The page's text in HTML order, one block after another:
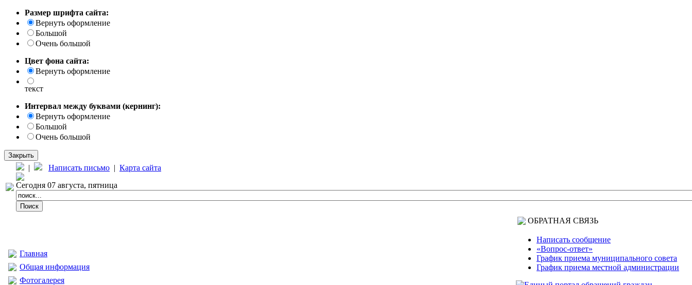
Размер шрифта сайта:
Вернуть оформление
Большой
Очень большой
Цвет фона сайта:
Вернуть оформление
текст
Интервал между буквами (кернинг):
Вернуть оформление
Большой
Очень большой
Закрыть
| Написать письмо | Карта сайта
Сегодня 07 августа, пятница
Главная
Общая информация
Фотогалерея
ОБРАТНАЯ СВЯЗЬ
Написать сообщение
«Вопрос-ответ»
График приема муниципального совета
График приема местной администрации